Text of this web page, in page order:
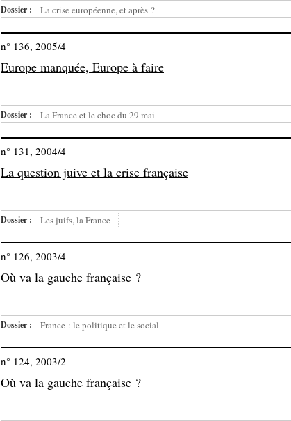
Dossier : La crise européenne, et après ?
n° 136, 2005/4
Europe manquée, Europe à faire
Dossier : La France et le choc du 29 mai
n° 131, 2004/4
La question juive et la crise française
Dossier : Les juifs, la France
n° 126, 2003/4
Où va la gauche française ?
Dossier : France : le politique et le social
n° 124, 2003/2
Où va la gauche française ?